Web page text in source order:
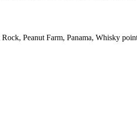
Peanut Farm, Panama, Whisky